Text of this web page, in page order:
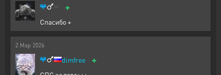
+
Спасибо +
2 Мар 2026
dimfree +